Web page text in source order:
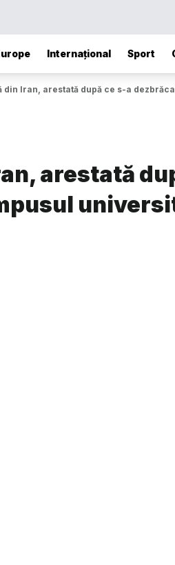
Internațional Sport
din Iran, arestată după ce s-a
arestată